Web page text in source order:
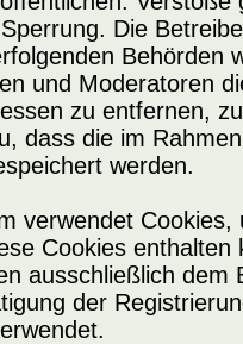
Die
Behörden
und Moderatoren
zu entfernen,
dass die im
werden.
verwendet
Cookies
ausschließlich dem
der